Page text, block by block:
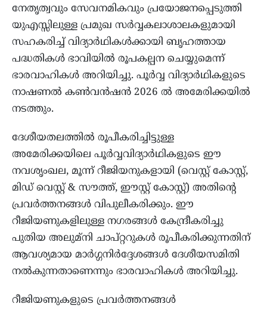
നേതൃത്വവും സേവനമികവും പ്രയോജനപ്പെടുത്തി
യുഎസ്സിലുള്ള പ്രമുഖ സർവ്വകലാശാലകളുമായി
സഹകരിച്ച് വിദ്യാർഥികൾക്കായി ബൃഹത്തായ
പദ്ധതികൾ ഭാവിയിൽ രൂപകല്പന ചെയ്യുമെന്ന്
ഭാരവാഹികൾ അറിയിച്ചു. പൂർവ്വ വിദ്യാർഥികളുടെ
നാഷണൽ കൺവൻഷൻ 2026 ൽ അമേരിക്കയിൽ
നടത്തും.
ദേശീയതലത്തിൽ രൂപീകരിച്ചിട്ടുള്ള
അമേരിക്കയിലെ പൂർവ്വവിദ്യാർഥികളുടെ ഈ
നവശൃംഖല, മൂന്ന് റീജിയനുകളായി (വെസ്റ്റ് കോസ്റ്റ്,
മിഡ് വെസ്റ്റ് & സൗത്ത്, ഈസ്റ്റ് കോസ്റ്റ്) അതിന്റെ
പ്രവർത്തനങ്ങൾ വിപുലീകരിക്കും. ഈ
റീജിയണുകളിലുള്ള നഗരങ്ങൾ കേന്ദ്രീകരിച്ചു
പുതിയ അലുമ്‌നി ചാപ്റ്ററുകൾ രൂപീകരിക്കുന്നതിന്
ആവശ്യമായ മാർഗ്ഗനിർദ്ദേശങ്ങൾ ദേശീയസമിതി
നൽകുന്നതാണെന്നും ഭാരവാഹികൾ അറിയിച്ചു.
റീജിയണുകളുടെ പ്രവർത്തനങ്ങൾ